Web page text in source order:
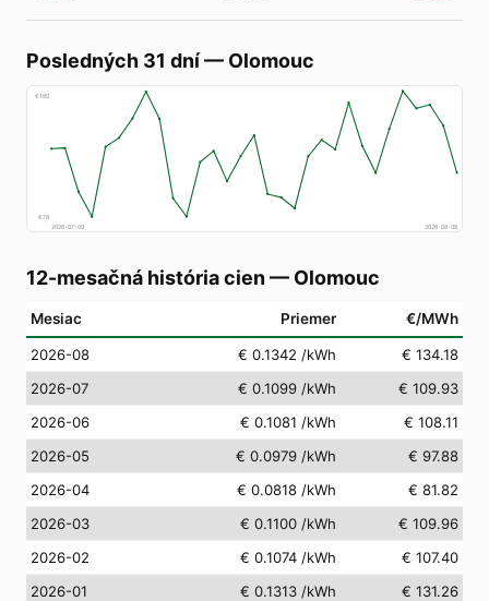
Posledných 31 dní— Olomouc
€160
€78
2026-07-09
2026-08-08
12-mesačná história cien — Olomouc
Mesiac Priemer €/MWh
2026-08 € 0.1342 /kWh
€ 134.18
2026-07
€ 0.1099 /kWh
€ 109.93
2026-06
€ 0.1081 /kWh
€ 108.11
2026-05
€ 0.0979 /kWh
€ 97.88
2026-04
€ 0.0818 /kWh
€ 81.82
2026-03
€ 0.1100 /kWh
€ 109.96
2026-02
€ 0.1074 /kWh
€ 107.40
2026-01
€ 0.1313 /kWh
€ 131.26